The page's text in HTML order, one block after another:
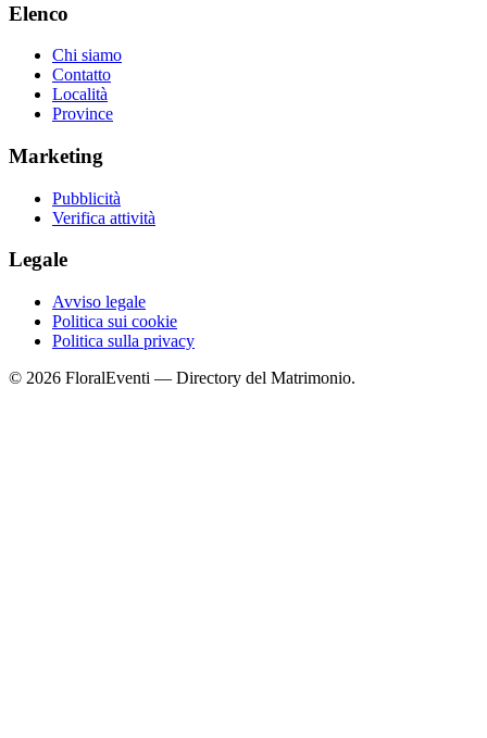
Elenco
Chi siamo
Contatto
Località
Province
Marketing
Pubblicità
Verifica attività
Legale
Avviso legale
Politica sui cookie
Politica sulla privacy
© 2026 FloralEventi — Directory del Matrimonio.